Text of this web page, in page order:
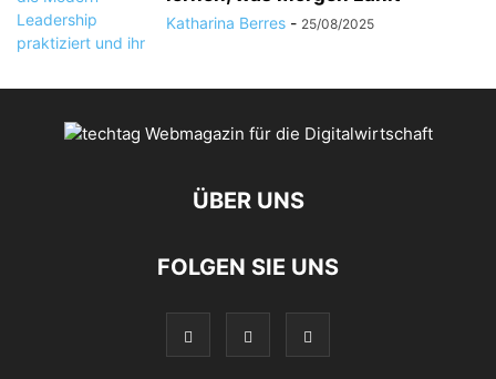
Katharina Berres - 25/08/2025
ÜBER UNS
FOLGEN SIE UNS